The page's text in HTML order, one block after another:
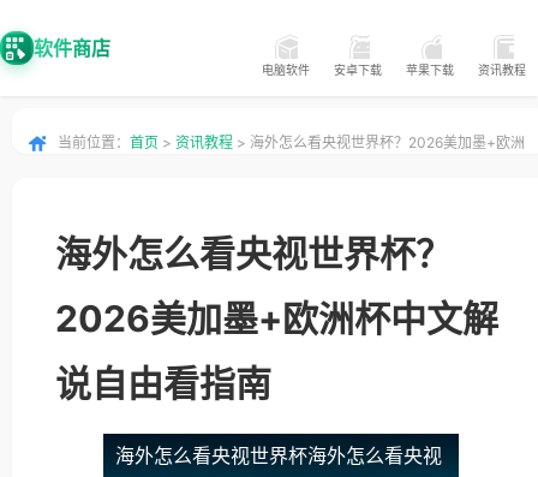
软件商店
电脑软件 安卓下载 苹果下载 资讯教程
当前位置： 首页 > 资讯教程 > 海外怎么看央视世界杯？2026美加墨+欧洲
海外怎么看央视世界杯？
2026美加墨+欧洲杯中文解
说自由看指南
海外怎么看央视世界杯海外怎么看央视